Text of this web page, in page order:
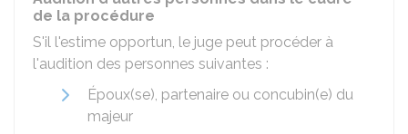
de la procédure
S'il l'estime opportun, le juge peut procéder à
l'audition des personnes suivantes :
Époux(se), partenaire ou concubin(e) du
majeur